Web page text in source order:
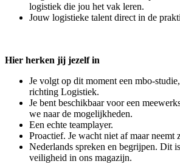
logistiek die jou het vak leren.
Jouw logistieke talent direct in de
Hier herken jij jezelf in
Je volgt op dit moment een mbo-
richting Logistiek.
Je bent beschikbaar voor een
we naar de mogelijkheden.
Een echte teamplayer.
Proactief. Je wacht niet af maar neemt
Nederlands spreken en begrijpen. Dit
veiligheid in ons magazijn.